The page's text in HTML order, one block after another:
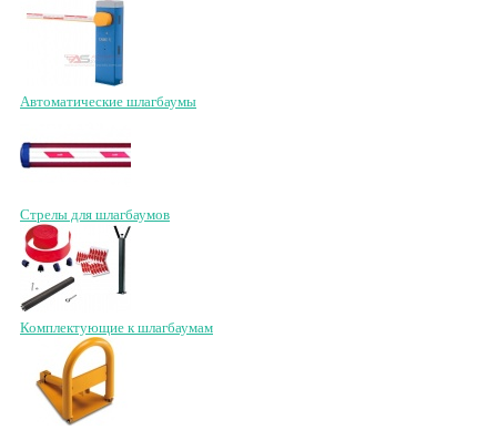
Автоматические шлагбаумы
Стрелы для шлагбаумов
Комплектующие к шлагбаумам